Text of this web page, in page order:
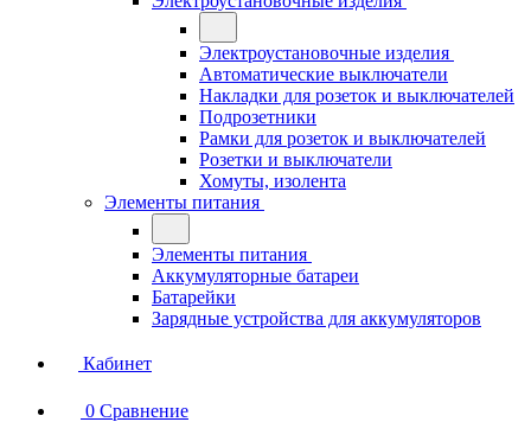
Электроустановочные изделия
Автоматические выключатели
Накладки для розеток и выключателей
Подрозетники
Рамки для розеток и выключателей
Розетки и выключатели
Хомуты, изолента
Элементы питания
Элементы питания
Аккумуляторные батареи
Батарейки
Зарядные устройства для аккумуляторов
Кабинет
0 Сравнение